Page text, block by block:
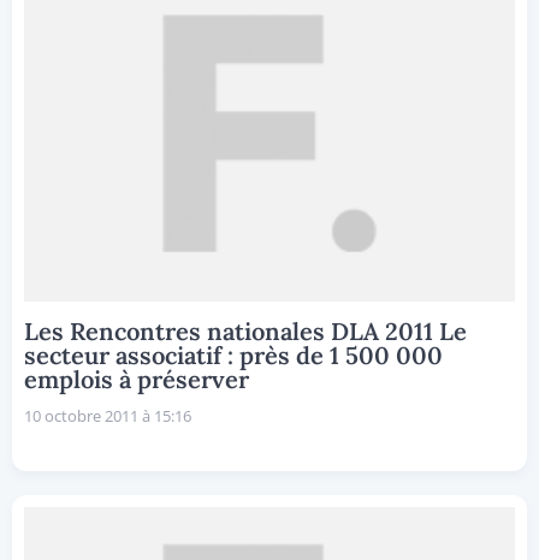
Les Rencontres nationales DLA 2011 Le
secteur associatif : près de 1 500 000
emplois à préserver
10 octobre 2011 à 15:16